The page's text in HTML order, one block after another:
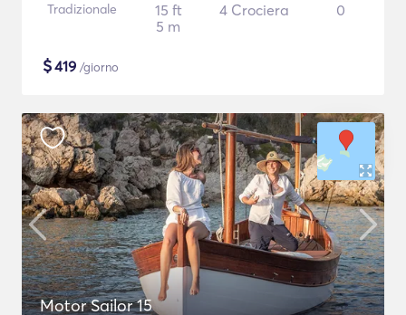
Tradizionale
15 ft
5 m
4 Crociera 0
$419 /giorno
Motor Sailor 15